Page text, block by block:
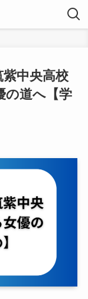
中央高校
の道へ【学